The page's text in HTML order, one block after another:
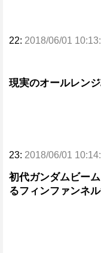
22: 2018/06/01
現実のオールレン
23: 2018/06/01
初代ガンダムビー
るフィンファンネ